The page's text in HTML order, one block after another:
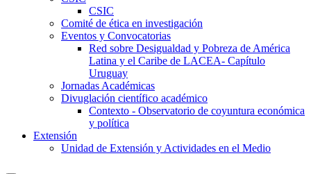
CSIC
Comité de ética en investigación
Eventos y Convocatorias
Red sobre Desigualdad y Pobreza de América
Latina y el Caribe de LACEA- Capítulo
Uruguay
Jornadas Académicas
Divuglación científico académico
Contexto - Observatorio de coyuntura económica
y política
Extensión
Unidad de Extensión y Actividades en el Medio